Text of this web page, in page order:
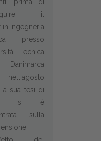
il
in Ingegneria
presso
Tecnica
nell'agosto
sua tesi di
si è
sulla